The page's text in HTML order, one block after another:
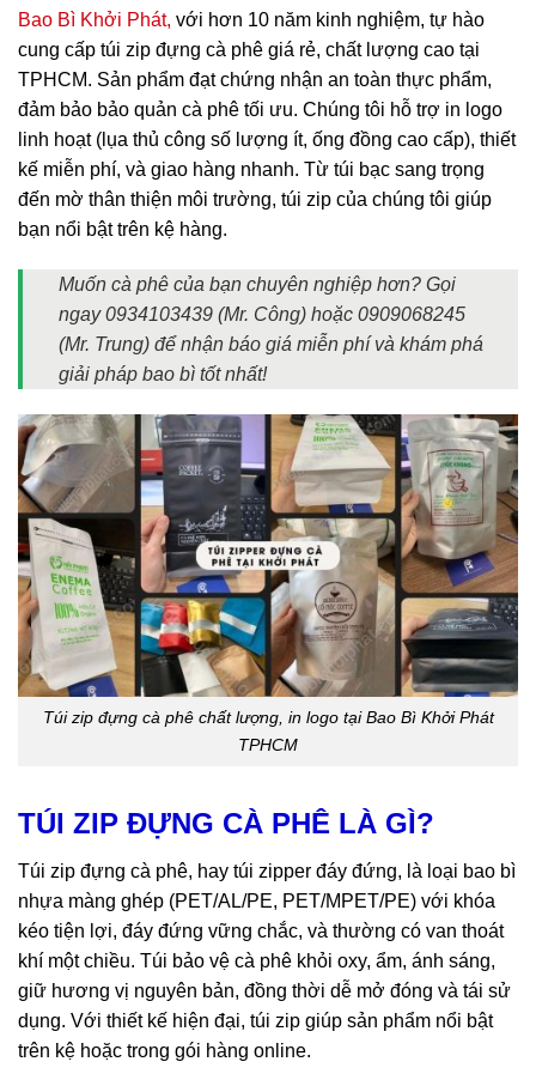
Bao Bì Khởi Phát, với hơn 10 năm kinh nghiệm, tự hào
cung cấp túi zip đựng cà phê giá rẻ, chất lượng cao tại
TPHCM. Sản phẩm đạt chứng nhận an toàn thực phẩm,
đảm bảo bảo quản cà phê tối ưu. Chúng tôi hỗ trợ in logo
linh hoạt (lụa thủ công số lượng ít, ống đồng cao cấp), thiết
kế miễn phí, và giao hàng nhanh. Từ túi bạc sang trọng
đến mờ thân thiện môi trường, túi zip của chúng tôi giúp
bạn nổi bật trên kệ hàng.
Muốn cà phê của bạn chuyên nghiệp hơn? Gọi
ngay 0934103439 (Mr. Công) hoặc 0909068245
(Mr. Trung) để nhận báo giá miễn phí và khám phá
giải pháp bao bì tốt nhất!
Túi zip đựng cà phê chất lượng, in logo tại Bao Bì Khởi Phát
TPHCM
TÚI ZIP ĐỰNG CÀ PHÊ LÀ GÌ?
Túi zip đựng cà phê, hay túi zipper đáy đứng, là loại bao bì
nhựa màng ghép (PET/AL/PE, PET/MPET/PE) với khóa
kéo tiện lợi, đáy đứng vững chắc, và thường có van thoát
khí một chiều. Túi bảo vệ cà phê khỏi oxy, ẩm, ánh sáng,
giữ hương vị nguyên bản, đồng thời dễ mở đóng và tái sử
dụng. Với thiết kế hiện đại, túi zip giúp sản phẩm nổi bật
trên kệ hoặc trong gói hàng online.